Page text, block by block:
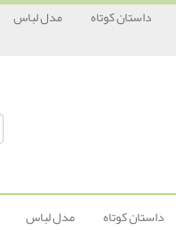
داستان کوتاه مدل لباس
داستان کوتاه مدل لباس